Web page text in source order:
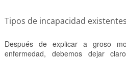
Tipos de incapacidad existentes
Después de explicar a groso
enfermedad, debemos dejar